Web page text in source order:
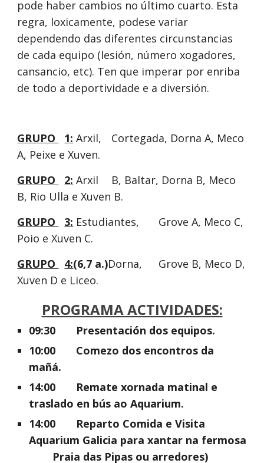
pode haber cambios no último cuarto. Esta
regra, loxicamente, podese variar
dependendo das diferentes circunstancias
de cada equipo (lesión, número xogadores,
cansancio, etc). Ten que imperar por enriba
de todo a deportividade e a diversión.
GRUPO 1: Arxil,
Cortegada, Dorna A, Meco
A, Peixe e Xuven.
GRUPO
2: Arxil
B, Baltar, Dorna B, Meco
B, Rio Ulla e Xuven B.
GRUPO
3: Estudiantes,
Grove A, Meco C,
Poio e Xuven C.
GRUPO
4:(6,7 a.)Dorna,
Grove B, Meco D,
Xuven D e Liceo.
PROGRAMA ACTIVIDADES:
09:30
Presentación dos equipos.
10:00
Comezo dos encontros da
mañá.
14:00
Remate xornada matinal e
traslado en bús ao Aquarium.
14:00
Reparto Comida e Visita
Praia das Pipas ou arredores)